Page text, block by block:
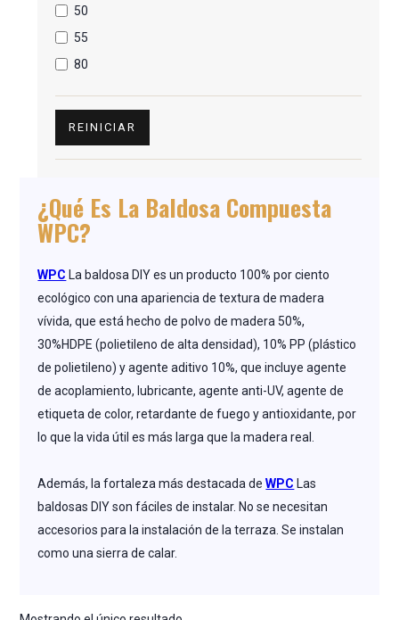
50
55
80
REINICIAR
¿Qué Es La Baldosa Compuesta
WPC?
WPC La baldosa DIY es un producto 100% por ciento
ecológico con una apariencia de textura de madera
vívida, que está hecho de polvo de madera 50%,
30%HDPE (polietileno de alta densidad), 10% PP (plástico
de polietileno) y agente aditivo 10%, que incluye agente
de acoplamiento, lubricante, agente anti-UV, agente de
etiqueta de color, retardante de fuego y antioxidante, por
lo que la vida útil es más larga que la madera real.
Además, la fortaleza más destacada deWPC Las
baldosas DIY son fáciles de instalar. No se necesitan
accesorios para la instalación de la terraza. Se instalan
como una sierra de calar.